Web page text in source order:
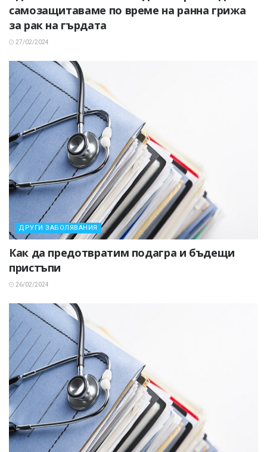
самозащитаваме по време на ранна грижа
за рак на гърдата
27/02/2024
ДРУГИ ЗАБОЛЯВАНИЯ
Как да предотвратим подагра и бъдещи
пристъпи
26/02/2024